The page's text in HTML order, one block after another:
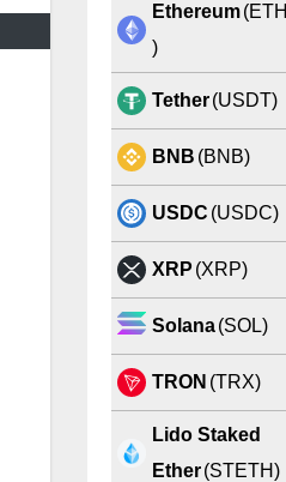
Ethereum (ETH
)
Tether (USDT)
BNB (BNB)
USDC (USDC)
XRP (XRP)
Solana (SOL)
TRON (TRX)
Lido Staked
Ether (STETH)